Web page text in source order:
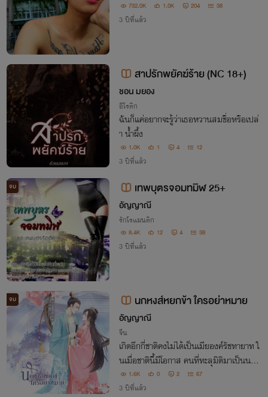
732.0K 1.0K 204 38
3 ปีที่แล้ว
สาปรักพยัคฆ์ร้าย (NC 18+)
ชอน มยอง
อีโรติก
ฉันก็แค่อยากจะรู้ว่าเธอหวานสมชื่อหรือเปล่
า น้ำผึ้ง
1.0K 1 4 12
3 ปีที่แล้ว
จบ เทพบุตรจอมทมิฬ 25+
อัญญาณี
รักโรแมนติก
8.4K 12 4 38
3 ปีที่แล้ว
จบ นกหงส์หยกข้า ใครอย่าหมาย
อัญญาณี
จีน
เกิดอีกกี่ชาติคงไม่ได้เป็นเมียองค์รัชทายาท ใ
นเมื่อชาตินี้มีโอกาส คนที่ทะลุมิติมาเป็นนกใ
นตอนกลางวัน กลางคืนเป็นสาวผู้เลอโฉม จึ
งไม่พลาดโอกาสทอง จับองค์รัชทายาทเป็นผั
1.6K 0 2 67
3 ปีที่แล้ว